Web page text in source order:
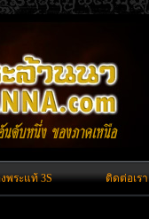
พระแท้ 3S ติดต่อเรา